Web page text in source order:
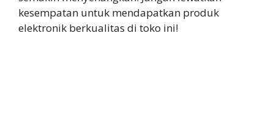
kesempatan untuk mendapatkan produk
elektronik berkualitas di toko ini!